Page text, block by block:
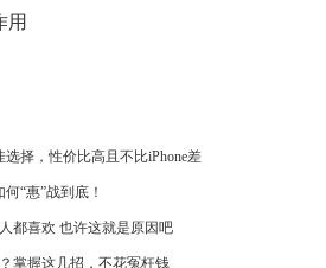
用
择，性价比高且不比iPhone差
“惠”战到底！
都喜欢 也许这就是原因吧
掌握这几招，不花冤枉钱